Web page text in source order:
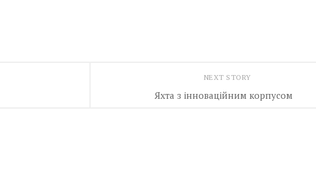
NEXT STORY
Яхта з інноваційним корпусом